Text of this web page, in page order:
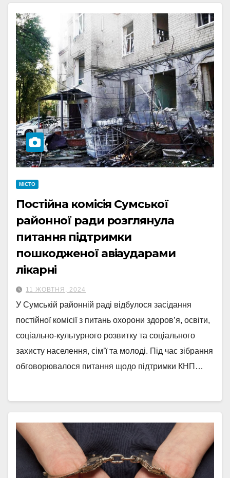
МІСТО
Постійна комісія Сумської
районної ради розглянула
питання підтримки
пошкодженої авіаударами
лікарні
11 ЖОВТНЯ, 2024
У Сумській районній раді відбулося засідання
постійної комісії з питань охорони здоров’я, освіти,
соціально-культурного розвитку та соціального
захисту населення, сім’ї та молоді. Під час зібрання
обговорювалося питання щодо підтримки КНП…